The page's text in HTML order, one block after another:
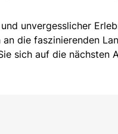
unvergesslicher
die faszinierenden
sich auf die nächsten